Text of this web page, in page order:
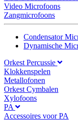
Video Microfoons
Zangmicrofoons
Condensator
Dynamische
Orkest Percussie
Klokkenspelen
Metallofonen
Orkest Cymbalen
Xylofoons
PA
Accessoires voor PA